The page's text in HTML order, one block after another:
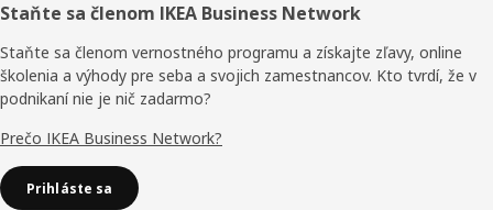
Staňte sa členom IKEA Business Network
Staňte sa členom vernostného programu a získajte zľavy, online
školenia a výhody pre seba a svojich zamestnancov. Kto tvrdí, že v
podnikaní nie je nič zadarmo?
Prečo IKEA Business Network?
Prihláste sa